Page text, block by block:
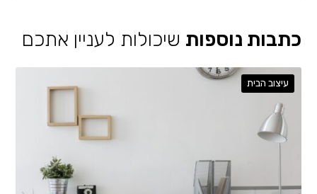
כתבות נוספות שיכולות לעניין אתכם
עיצוב הבית